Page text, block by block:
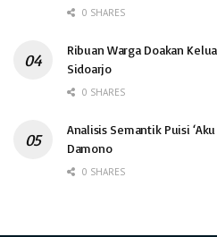
0 SHARES
Ribuan Warga Doakan
Sidoarjo
0 SHARES
Analisis Semantik Puisi
Damono
0 SHARES